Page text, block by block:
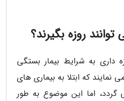
روزه بگیرند؟
داری به شرایط بیمار بستگی
نمایند که ابتلا به بیماری های
گردد، اما این موضوع به طور